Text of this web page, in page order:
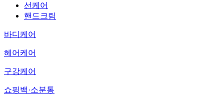
선케어
핸드크림
바디케어
헤어케어
구강케어
쇼핑백·소분통